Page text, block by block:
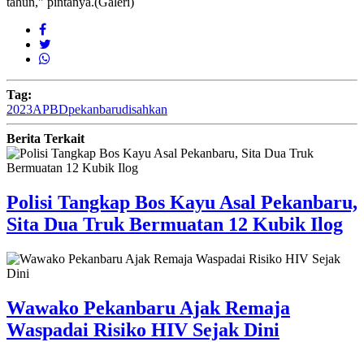
Tag:
2023APBDpekanbarudisahkan
Berita Terkait
Polisi Tangkap Bos Kayu Asal Pekanbaru,
Sita Dua Truk Bermuatan 12 Kubik Ilog
Wawako Pekanbaru Ajak Remaja
Waspadai Risiko HIV Sejak Dini